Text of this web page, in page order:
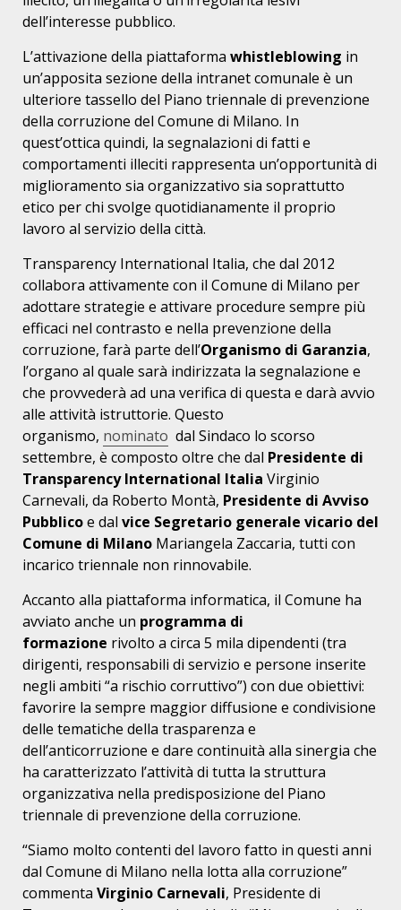
dell’interesse pubblico.
L’attivazione della piattaforma whistleblowing in
un’apposita sezione della intranet comunale è un
ulteriore tassello del Piano triennale di prevenzione
della corruzione del Comune di Milano. In
quest’ottica quindi, la segnalazioni di fatti e
comportamenti illeciti rappresenta un’opportunità di
miglioramento sia organizzativo sia soprattutto
etico per chi svolge quotidianamente il proprio
lavoro al servizio della città.
Transparency International Italia, che dal 2012
collabora attivamente con il Comune di Milano per
adottare strategie e attivare procedure sempre più
efficaci nel contrasto e nella prevenzione della
corruzione, farà parte dell’Organismo di Garanzia,
l’organo al quale sarà indirizzata la segnalazione e
che provvederà ad una verifica di questa e darà avvio
alle attività istruttorie. Questo
organismo, nominato dal Sindaco lo scorso
settembre, è composto oltre che dal Presidente di
Transparency International Italia Virginio
Carnevali, da Roberto Montà, Presidente di Avviso
Pubblicoe dal vice Segretario generale vicario del
Comune di Milano Mariangela Zaccaria, tutti con
incarico triennale non rinnovabile.
Accanto alla piattaforma informatica, il Comune ha
avviato anche un programma di
formazione rivolto a circa 5 mila dipendenti (tra
dirigenti, responsabili di servizio e persone inserite
negli ambiti “a rischio corruttivo”) con due obiettivi:
favorire la sempre maggior diffusione e condivisione
delle tematiche della trasparenza e
dell’anticorruzione e dare continuità alla sinergia che
ha caratterizzato l’attività di tutta la struttura
organizzativa nella predisposizione del Piano
triennale di prevenzione della corruzione.
“Siamo molto contenti del lavoro fatto in questi anni
dal Comune di Milano nella lotta alla corruzione”
commenta Virginio Carnevali, Presidente di